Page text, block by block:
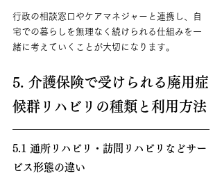
行政の相談窓口やケアマネジャーと連携し、自
宅での暮らしを無理なく続けられる仕組みを一
緒に考えていくことが大切になります。
5. 介護保険で受けられる廃用症
候群リハビリの種類と利用方法
5.1 通所リハビリ・訪問リハビリなどサー
ビス形態の違い